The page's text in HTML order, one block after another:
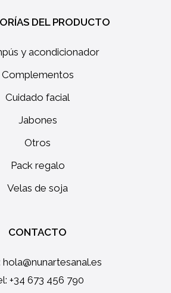
carrito.
GO TO SHOP
DEL PRODUCTO
y acondicionador
Complementos
Cuidado facial
Jabones
Otros
Pack regalo
Velas de soja
CONTACTO
hola@nunartesanal.es
+34 673 456 790